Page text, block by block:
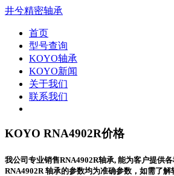
井兮精密轴承
首页
型号查询
KOYO轴承
KOYO新闻
关于我们
联系我们
KOYO RNA4902R价格
我公司专业销售RNA4902R轴承, 能为客户提供各
RNA4902R 轴承的参数均为准确参数，如需了